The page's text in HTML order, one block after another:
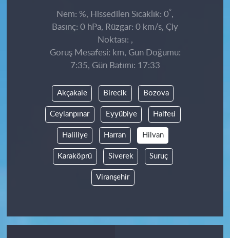
Nem: %, Hissedilen Sıcaklık: 0°,
Basınç: 0 hPa, Rüzgar: 0 km/s, Çiy
Noktası: ,
Görüş Mesafesi: km, Gün Doğumu:
7:35, Gün Batımı: 17:33
Akçakale Birecik Bozova
Ceylanpınar Eyyübiye Halfeti
Haliliye Harran Hilvan
Karaköprü Siverek Suruç
Viranşehir